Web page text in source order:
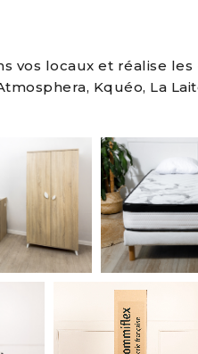
vos locaux et réalise les
Kquéo, La